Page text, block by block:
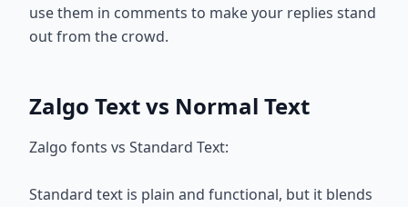
use them in comments to make your replies stand
out from the crowd.
Zalgo Text vs Normal Text
Zalgo fonts vs Standard Text:
Standard text is plain and functional, but it blends